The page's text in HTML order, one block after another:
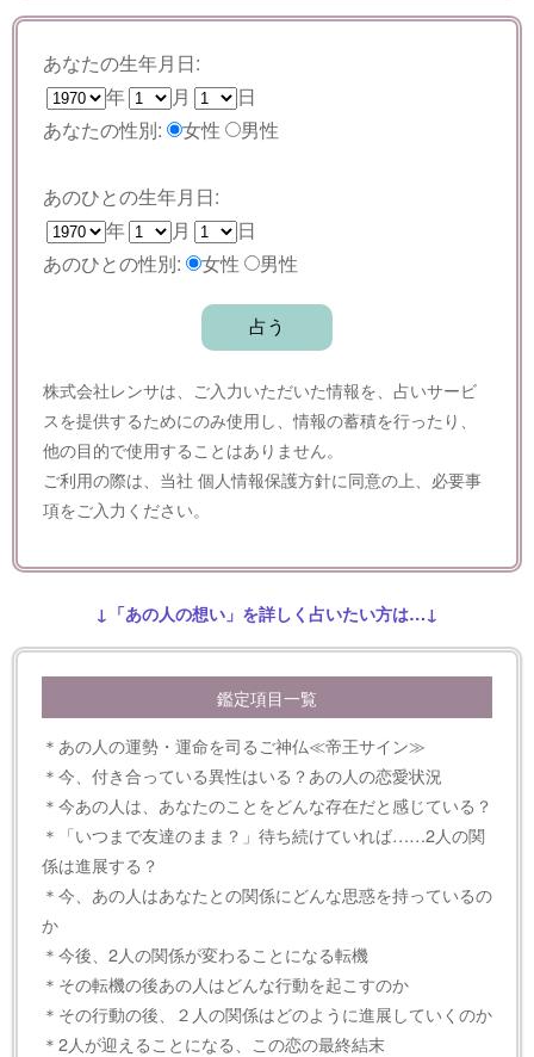
あなたの生年月日:
年
月
日
あなたの性別:
女性 男性
あのひとの生年月日:
年
月
日
あのひとの性別:
女性 男性
株式会社レンサは、ご入力いただいた情報を、占いサービ
スを提供するためにのみ使用し、情報の蓄積を行ったり、
他の目的で使用することはありません。
ご利用の際は、当社個人情報保護方針に同意の上、必要事
項をご入力ください。
↓「あの人の想い」を詳しく占いたい方は…↓
鑑定項目一覧
＊あの人の運勢・運命を司るご神仏≪帝王サイン≫
＊今、付き合っている異性はいる？あの人の恋愛状況
＊今あの人は、あなたのことをどんな存在だと感じている？
＊「いつまで友達のまま？」待ち続けていれば……2人の関
係は進展する？
＊今、あの人はあなたとの関係にどんな思惑を持っているの
か
＊今後、2人の関係が変わることになる転機
＊その転機の後あの人はどんな行動を起こすのか
＊その行動の後、２人の関係はどのように進展していくのか
＊2人が迎えることになる、この恋の最終結末